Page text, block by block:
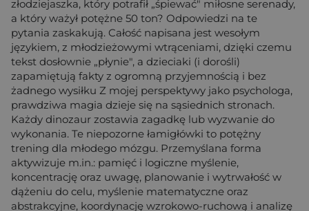
złodziejaszka, który potrafił „śpiewać" miłosne serenady,
a który ważył potężne 50 ton? Odpowiedzi na te
pytania zaskakują. Całość napisana jest wesołym
językiem, z młodzieżowymi wtrąceniami, dzięki czemu
tekst dosłownie „płynie", a dzieciaki (i dorośli)
zapamiętują fakty z ogromną przyjemnością i bez
żadnego wysiłku Z mojej perspektywy jako psychologa,
prawdziwa magia dzieje się na sąsiednich stronach.
Każdy dinozaur zostawia zagadkę lub wyzwanie do
wykonania. Te niepozorne łamigłówki to potężny
trening dla młodego mózgu. Przemyślana forma
aktywizuje m.in.: pamięć i logiczne myślenie,
koncentrację oraz uwagę, planowanie i wytrwałość w
dążeniu do celu, myślenie matematyczne oraz
abstrakcyjne, koordynację wzrokowo-ruchową i analizę